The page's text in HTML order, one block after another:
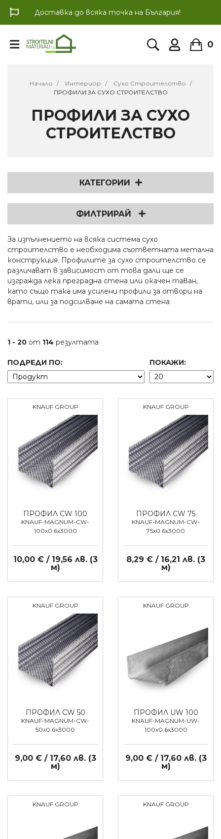
Доставка до всяка точка на България!
0
Начало Интериор
Сухо Строителство
ПРОФИЛИ ЗА СУХО СТРОИТЕЛСТВО
ПРОФИЛИ ЗА СУХО
СТРОИТЕЛСТВО
КАТЕГОРИИ
ФИЛТРИРАЙ
За изпълнението на всяка система сухо
строителство е необходима съответната метална
конструкция. Профилите за сухо строителство се
различават в зависимост от това дали ще се
изгражда лека преградна стена или окачен таван,
като също така има усилени профили за отвори на
врати, или за подсилване на самата стена
1 - 20 от 114 резултата
ПОДРЕДИ ПО: ПОКАЖИ:
KNAUF GROUP
ПРОФИЛ CW 100
KNAUF-MAGNUM-CW-
100x0.6x3000
10,00 € / 19,56 лв. (3
м)
KNAUF GROUP
ПРОФИЛ CW 75
KNAUF-MAGNUM-CW-
75x0.6x3000
8,29 € / 16,21 лв. (3
м)
KNAUF GROUP
ПРОФИЛ CW 50
KNAUF-MAGNUM-CW-
50x0.6x3000
9,00 € / 17,60 лв. (3
м)
KNAUF GROUP
ПРОФИЛ UW 100
KNAUF-MAGNUM-UW-
100x0.6x3000
9,00 € / 17,60 лв. (3
м)
KNAUF GROUP KNAUF GROUP